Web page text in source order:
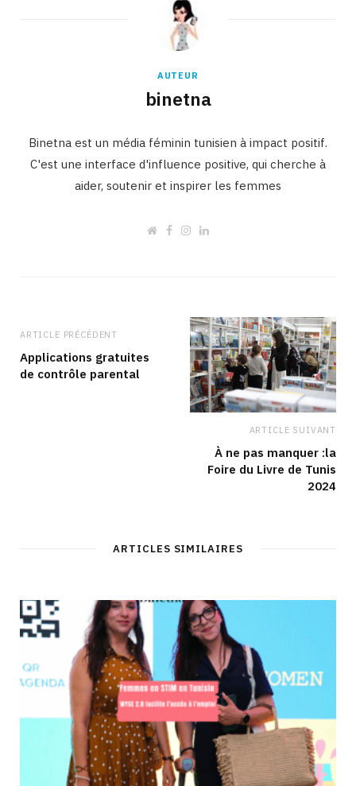
AUTEUR
binetna
Binetna est un média féminin tunisien à impact positif.
C'est une interface d'influence positive, qui cherche à
aider, soutenir et inspirer les femmes
W
F
I
m
L
ARTICLE PRÉCÉDENT
Applications gratuites
de contrôle parental
ARTICLE SUIVANT
À ne pas manquer :la
Foire du Livre de Tunis
2024
ARTICLES SIMILAIRES